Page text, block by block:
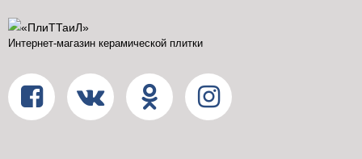
Интернет-магазин керамической плитки